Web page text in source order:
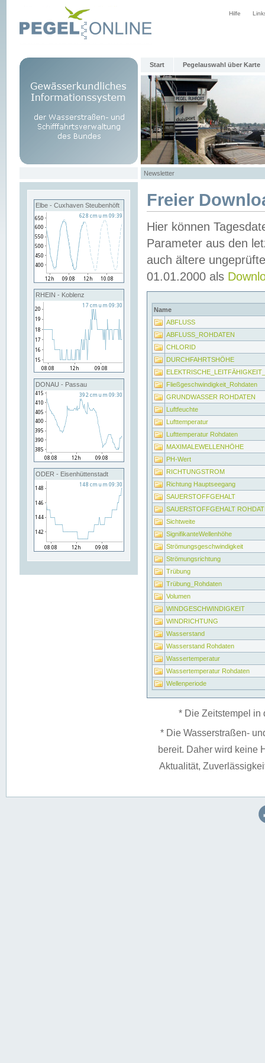
Hilfe
Start Pegelauswahl über Karte
Newsletter
Elbe - Cuxhaven Steubenhöft
RHEIN - Koblenz
DONAU - Passau
ODER - Eisenhüttenstadt
Freier
Hier können
Parameter aus den
auch ältere
01.01.2000 als
Name
ABFLUSS
ABFLUSS_ROHDATEN
CHLORID
DURCHFAHRTSHÖHE
Fließgeschwindigkeit_Rohdaten
GRUNDWASSER ROHDATEN
Luftfeuchte
Lufttemperatur
Lufttemperatur Rohdaten
MAXIMALEWELLENHÖHE
PH-Wert
RICHTUNGSTROM
Richtung Hauptseegang
SAUERSTOFFGEHALT
SAUERSTOFFGEHALT
Sichtweite
SignifikanteWellenhöhe
Strömungsgeschwindigkeit
Strömungsrichtung
Trübung
Trübung_Rohdaten
Volumen
WINDGESCHWINDIGKEIT
WINDRICHTUNG
Wasserstand
Wasserstand Rohdaten
Wassertemperatur
Wassertemperatur Rohdaten
Wellenperiode
* Die Zeitstempel in
* Die Wasserstraßen-
bereit. Daher wird keine
Aktualität,